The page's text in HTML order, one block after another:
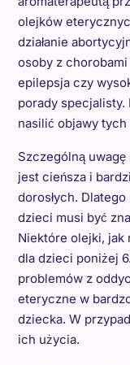
olejków
działanie
osoby z chorobami
epilepsja czy
porady specjalisty.
nasilić objawy tych
Szczególną
jest cieńsza i
dorosłych.
dzieci musi być
Niektóre olejki, jak
dla dzieci poniżej
problemów z
eteryczne w
dziecka. W
ich użycia.